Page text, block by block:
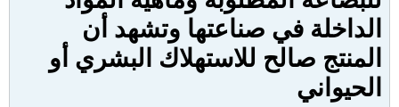
الداخلة في صناعتها وتشهد أن
المنتج صالح للاستهلاك البشري أو
الحيواني